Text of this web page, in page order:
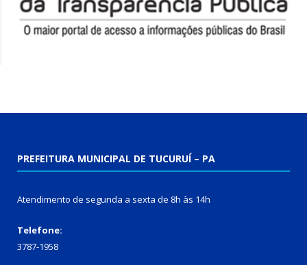
PREFEITURA MUNICIPAL DE TUCURUÍ – PA
Atendimento de segunda a sexta de 8h às 14h
Telefone:
3787-1958